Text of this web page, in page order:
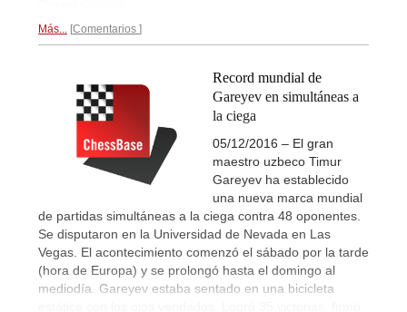
Más... Comentarios
Record mundial de
Gareyev en simultáneas a
la ciega
05/12/2016 – El gran
maestro uzbeco Timur
Gareyev ha establecido
una nueva marca mundial
de partidas simultáneas a la ciega contra 48 oponentes.
Se disputaron en la Universidad de Nevada en Las
Vegas. El acontecimiento comenzó el sábado por la tarde
(hora de Europa) y se prolongó hasta el domingo al
mediodía. Gareyev estaba sentado en una bicicleta